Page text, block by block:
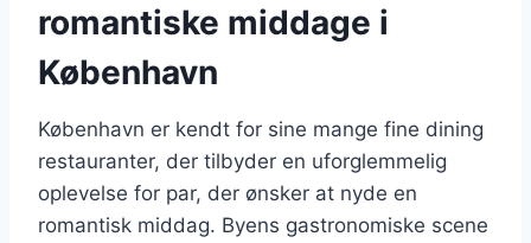
romantiske middage i
København
København er kendt for sine mange fine dining
restauranter, der tilbyder en uforglemmelig
oplevelse for par, der ønsker at nyde en
romantisk middag. Byens gastronomiske scene